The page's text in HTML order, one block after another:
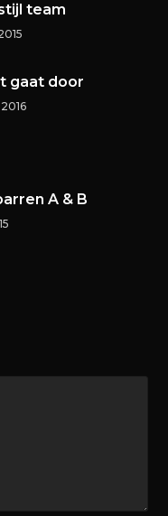
team
gaat door
A & B